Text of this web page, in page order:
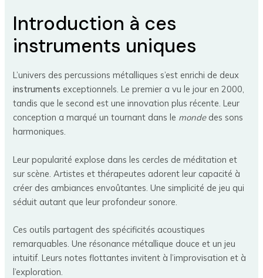
Introduction à ces
instruments uniques
L’univers des percussions métalliques s’est enrichi de deux
instruments exceptionnels. Le premier a vu le jour en 2000,
tandis que le second est une innovation plus récente. Leur
conception a marqué un tournant dans le mondedes sons
harmoniques.
Leur popularité explose dans les cercles de méditation et
sur scène. Artistes et thérapeutes adorent leur capacité à
créer des ambiances envoûtantes. Une simplicité de jeu qui
séduit autant que leur profondeur sonore.
Ces outils partagent des spécificités acoustiques
remarquables. Une résonance métallique douce et un jeu
intuitif. Leurs notes flottantes invitent à l’improvisation et à
l’exploration.